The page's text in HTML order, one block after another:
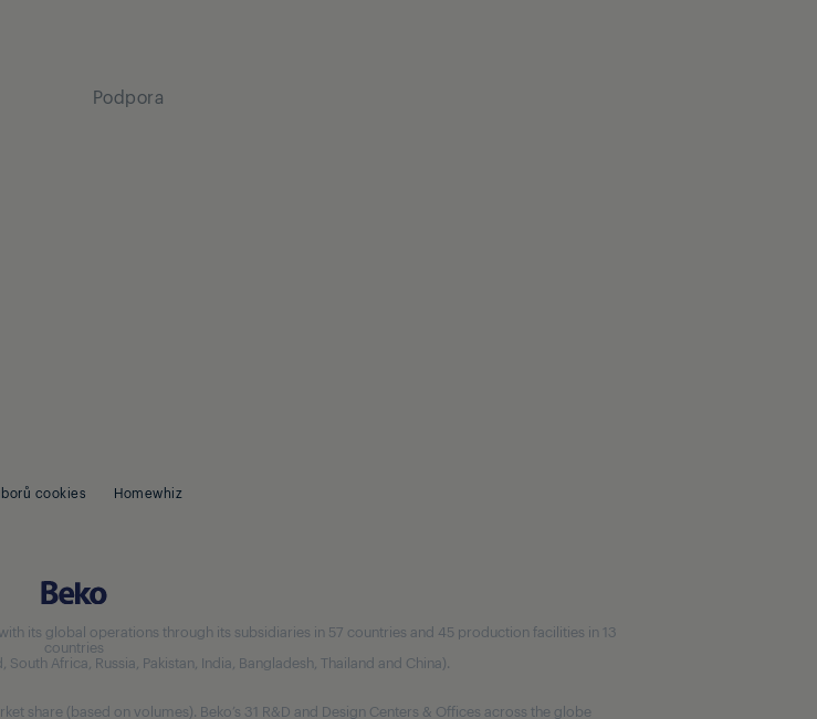
Podpora
cookies Homewhiz
its global operations through its subsidiaries in 57 countries and 45 production facilities in 13
countries
South Africa, Russia, Pakistan, India, Bangladesh, Thailand and China).
share (based on volumes). Beko’s 31 R&D and Design Centers & Offices across the globe